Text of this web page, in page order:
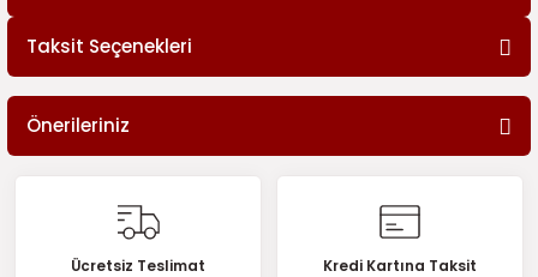
Bu ürüne ilk yorumu siz yapın!
Yorum Yaz
Taksit Seçenekleri
Önerileriniz
Bu ürünün fiyat bilgisi, resim, ürün açıklamalarında ve diğer
konularda yetersiz gördüğünüz noktaları öneri formunu kullanarak
tarafımıza iletebilirsiniz.
Ücretsiz Teslimat
Kredi Kartına Taksit